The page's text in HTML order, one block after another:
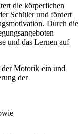
die körperlichen
Schüler und fördert
Durch die
und das Lernen auf
Motorik ein und
der